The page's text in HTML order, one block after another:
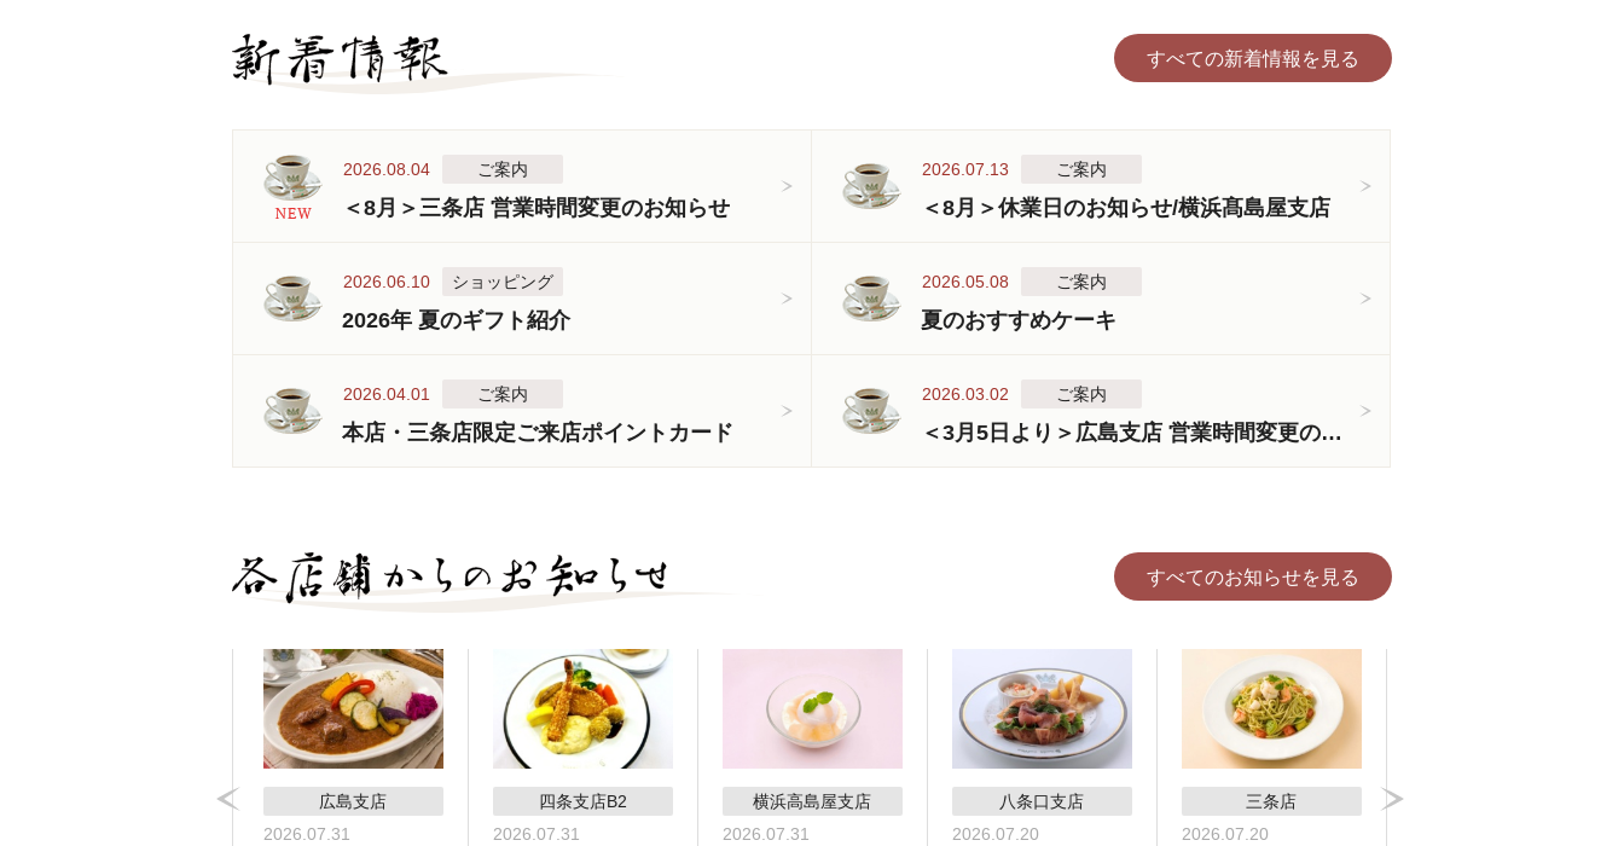
すべての新着情報を見る
2026.08.04 ご案内
＜8月＞三条店 営業時間変更のお知らせ
2026.07.13 ご案内
＜8月＞休業日のお知らせ/横浜髙島屋支店
2026.06.10 ショッピング
2026年 夏のギフト紹介
2026.05.08 ご案内
夏のおすすめケーキ
2026.04.01 ご案内
本店・三条店限定ご来店ポイントカード
2026.03.02 ご案内
＜3月5日より＞広島支店 営業時間変更のお知らせ
すべてのお知らせを見る
広島支店
2026.07.31
四条支店B2
2026.07.31
横浜高島屋支店
2026.07.31
八条口支店
2026.07.20
三条店
2026.07.20